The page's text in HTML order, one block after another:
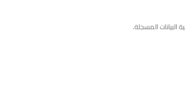
المسجلة.